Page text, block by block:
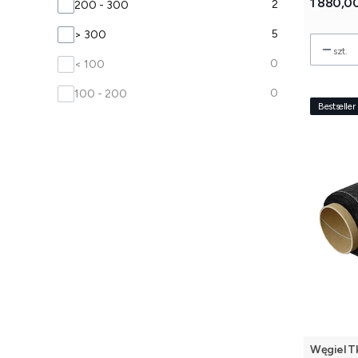
MASA POW. [g/m²]
200 - 300 2
> 300 5
< 100 0
100 - 200 0
szt.
Bestseller
Węgiel